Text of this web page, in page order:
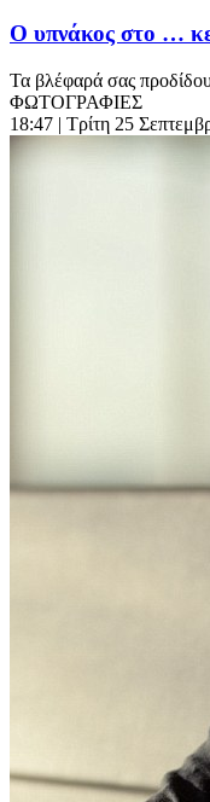
Ο υπνάκος στο …
Τα βλέφαρά σας
ΦΩΤΟΓΡΑΦΙΕΣ
18:47 | Τρίτη 25